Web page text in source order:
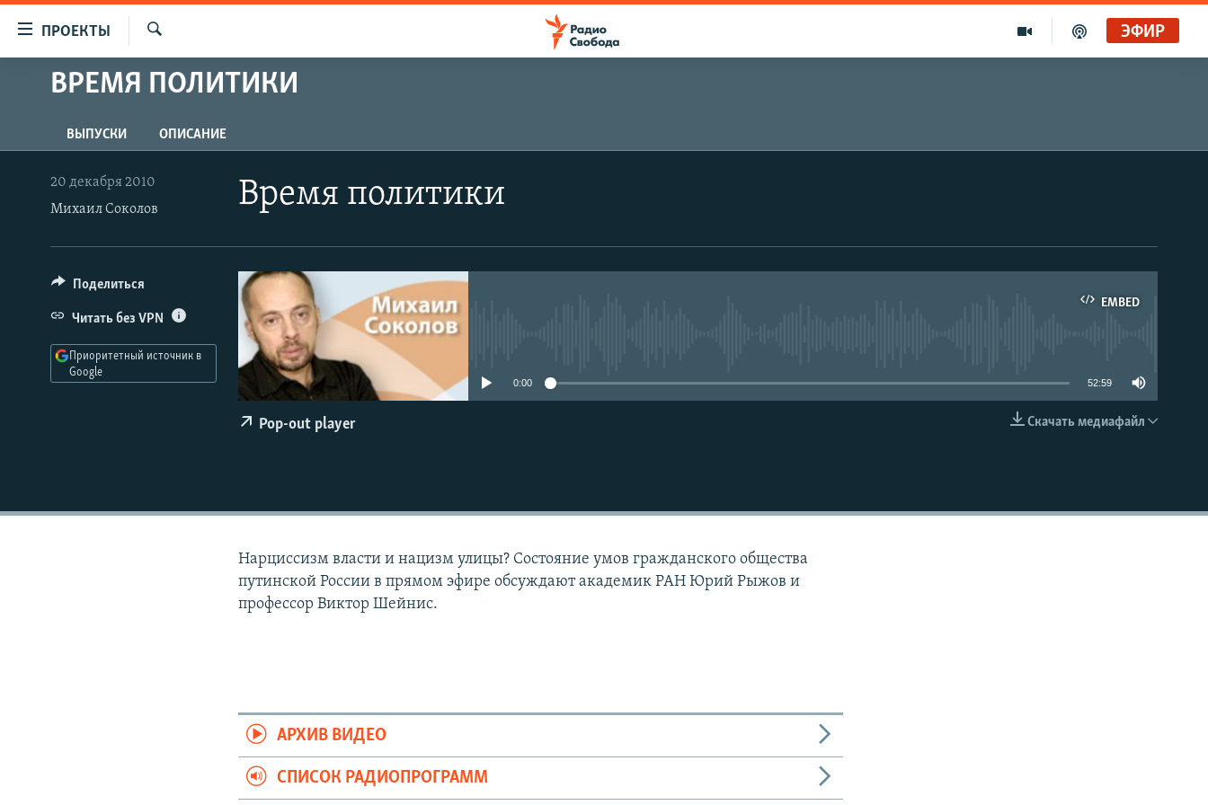
упрощенного
Вернуться
к
основному
содержанию
навигации
Вернутся
ПРОЕКТЫ
ПРОГРАММЫ
АВТОРСКИЕ ПРОЕКТЫ
ЦИТАТЫ СВОБОДЫ
МНЕНИЯ
КУЛЬТУРА
IDEL.РЕАЛИИ
КАВКАЗ.РЕАЛИИ
СЕВЕР.РЕАЛИИ
СИБИРЬ.РЕАЛИИ
ЭФИР
ВРЕМЯ ПОЛИТИКИ
ВЫПУСКИ ОПИСАНИЕ
Время политики
20 декабря 2010
Михаил Соколов
EMBED
EMBED
0:00 52:59
Скачать медиафайл
Pop-out player
Поделиться
Читать без VPN
Приоритетный источник в
Google
Нарциссизм власти и нацизм улицы? Состояние умов гражданского общества
путинской России в прямом эфире обсуждают академик РАН Юрий Рыжов и
профессор Виктор Шейнис.
АРХИВ ВИДЕО
СПИСОК РАДИОПРОГРАММ